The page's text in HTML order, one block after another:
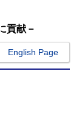
貢献－
English Page